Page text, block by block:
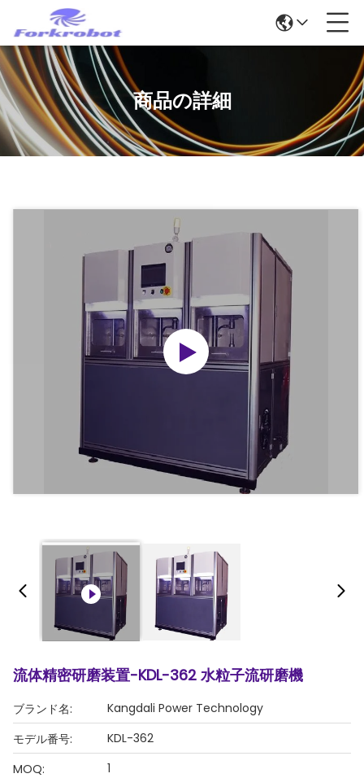
商品の詳細
流体精密研磨装置-KDL-362 水粒子流研磨機
ブランド名:
Kangdali Power Technology
モデル番号:
KDL-362
MOQ:
1